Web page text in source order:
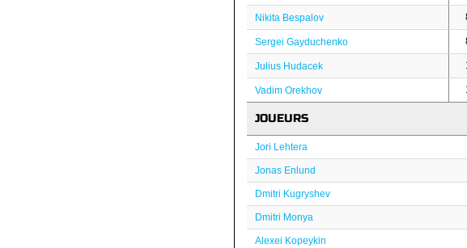
Nikita Bespalov
Sergei Gayduchenko
Julius Hudacek
Vadim Orekhov
JOUEURS
Jori Lehtera
Jonas Enlund
Dmitri Kugryshev
Dmitri Monya
Alexei Kopeykin